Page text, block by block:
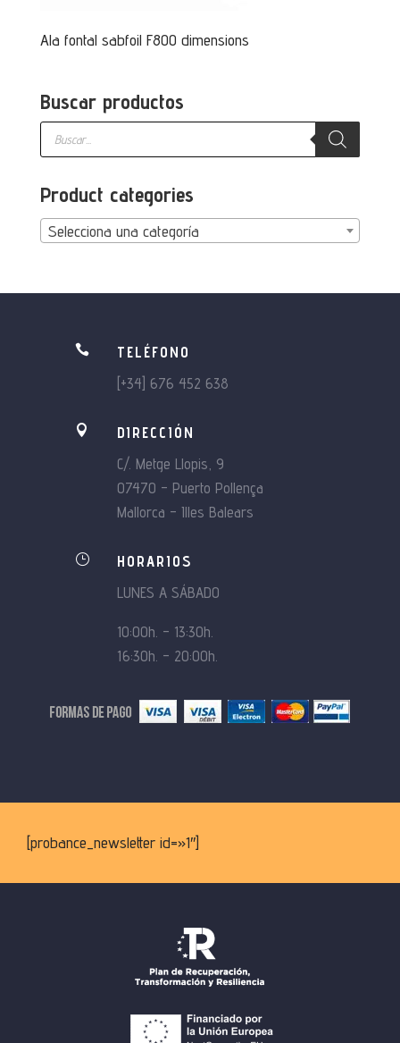
Ala fontal sabfoil F800 dimensions
Buscar productos
Búsqueda
productos
Product categories
Selecciona una categoría

TELÉFONO
[+34] 676 452 638

DIRECCIÓN
C/. Metge Llopis, 9
07470 – Puerto Pollença
Mallorca – Illes Balears
}
HORARIOS
LUNES A SÁBADO
10:00h. – 13:30h.
16:30h. – 20:00h.
[probance_newsletter id=»1″]